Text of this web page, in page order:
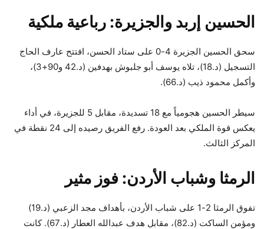
الحسين إربد والجزيرة: رباعية ملكية
سحق الحسين الجزيرة 4-0 على ستاد الحسن، افتتح عارف الحاج
التسجيل (د.18)، تلاه يوسف أبو جلبوش بهدفين (د.42 و90+3)،
وأكمل محمود ذيب (د.66).
سيطر الحسين هجومياً مع 18 تسديدة، مقابل 5 للجزيرة، في أداء
يعكس قوة الملكي بعد العودة. رفع الفريق رصيده إلى 24 نقطة في
المركز الثالث.​
الرمثا وشباب الأردن: فوز مثير
تفوق الرمثا 2-1 على شباب الأردن، بأهداف مجد الزعبي (د.19)
ومؤمن الساكت (د.82)، مقابل هدف عبدالله العطار (د.67). كانت